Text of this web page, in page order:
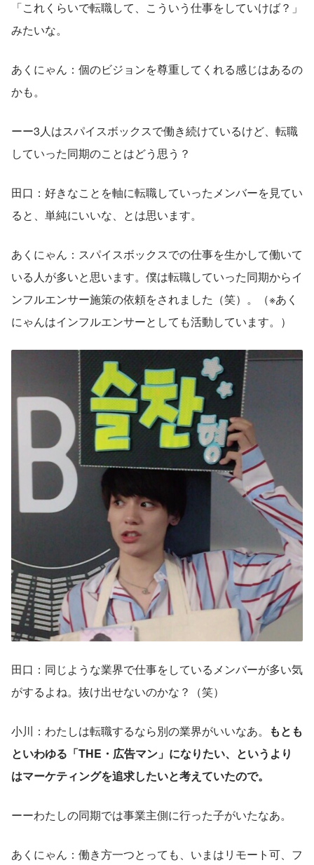
「これくらいで転職して、こういう仕事をしていけば？」
みたいな。
あくにゃん：個のビジョンを尊重してくれる感じはあるの
かも。
ーー3人はスパイスボックスで働き続けているけど、転職
していった同期のことはどう思う？
田口：好きなことを軸に転職していったメンバーを見てい
ると、単純にいいな、とは思います。
あくにゃん：スパイスボックスでの仕事を生かして働いて
いる人が多いと思います。僕は転職していった同期からイ
ンフルエンサー施策の依頼をされました（笑）。（※あく
にゃんはインフルエンサーとしても活動しています。）
田口：同じような業界で仕事をしているメンバーが多い気
がするよね。抜け出せないのかな？（笑）
小川：わたしは転職するなら別の業界がいいなあ。
もとも
といわゆる「THE・広告マン」になりたい、というより
はマーケティングを追求したいと考えていたので。
ーーわたしの同期では事業主側に行った子がいたなあ。
あくにゃん：働き方一つとっても、いまはリモート可、フ